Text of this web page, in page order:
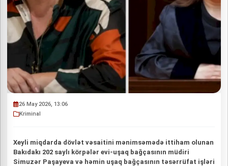
26 May 2026, 13:06
Kriminal
Xeyli miqdarda dövlət vəsaitini mənimsəmədə ittiham olunan
Bakıdakı 202 saylı körpələr evi-uşaq bağçasının müdiri
Simuzər Paşayeva və həmin uşaq bağçasının təsərrüfat işləri